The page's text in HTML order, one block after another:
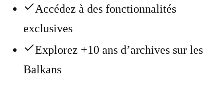
Accédez à des fonctionnalités
exclusives
Explorez +10 ans d’archives sur les
Balkans